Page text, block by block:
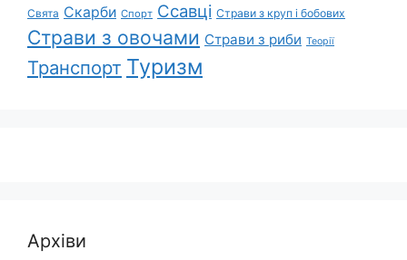
Свята Скарби Спорт Ссавці Страви з круп і бобових
Страви з овочами Страви з риби Теорії
Транспорт Туризм
Архіви